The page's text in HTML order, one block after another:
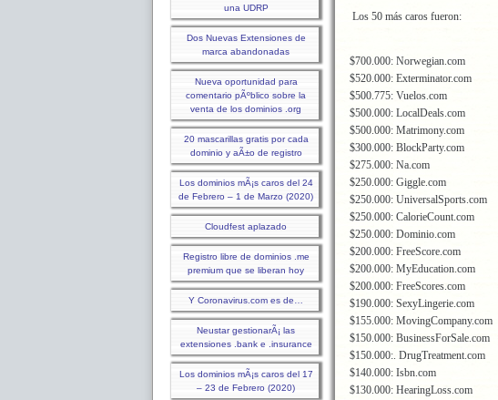
una UDRP
Dos Nuevas Extensiones de
marca abandonadas
Nueva oportunidad para
comentario pÃºblico sobre la
venta de los dominios .org
20 mascarillas gratis por cada
dominio y aÃ±o de registro
Los dominios mÃ¡s caros del 24
de Febrero – 1 de Marzo (2020)
Cloudfest aplazado
Registro libre de dominios .me
premium que se liberan hoy
Y Coronavirus.com es de…
Neustar gestionarÃ¡ las
extensiones .bank e .insurance
Los dominios mÃ¡s caros del 17
– 23 de Febrero (2020)
Los 50 más caros fueron:
$700.000: Norwegian.com
$520.000: Exterminator.com
$500.775: Vuelos.com
$500.000: LocalDeals.com
$500.000: Matrimony.com
$300.000: BlockParty.com
$275.000: Na.com
$250.000: Giggle.com
$250.000: UniversalSports.com
$250.000: CalorieCount.com
$250.000: Dominio.com
$200.000: FreeScore.com
$200.000: MyEducation.com
$200.000: FreeScores.com
$190.000: SexyLingerie.com
$155.000: MovingCompany.com
$150.000: BusinessForSale.com
$150.000:. DrugTreatment.com
$140.000: Isbn.com
$130.000: HearingLoss.com